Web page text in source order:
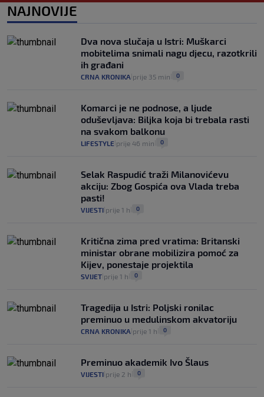
0
automobilom na Hvar iz Zagreba, a
koliko iz Osijeka
14
NAJNOVIJE
Dva nova slučaja u Istri: Muškarci
mobitelima snimali nagu djecu, razotkrili
ih građani
CRNA KRONIKA prije 35 min 0
Komarci je ne podnose, a ljude
oduševljava: Biljka koja bi trebala rasti
na svakom balkonu
LIFESTYLE prije 46 min 0
Selak Raspudić traži Milanovićevu
akciju: Zbog Gospića ova Vlada treba
pasti!
VIJESTI prije 1 h 0
Kritična zima pred vratima: Britanski
ministar obrane mobilizira pomoć za
Kijev, ponestaje projektila
SVIJET prije 1 h 0
Tragedija u Istri: Poljski ronilac
preminuo u medulinskom akvatoriju
CRNA KRONIKA prije 1 h 0
Preminuo akademik Ivo Šlaus
VIJESTI prije 2 h 0